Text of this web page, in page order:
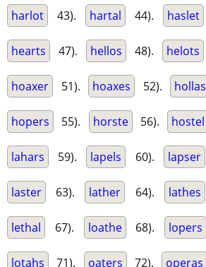
harlot 43). hartal 44). haslet
hearts 47). hellos 48). helots
hoaxer 51). hoaxes 52). hollas
hopers 55). horste 56). hostel
lahars 59). lapels 60). lapser
laster 63). lather 64). lathes
lethal 67). loathe 68). lopers
lotahs 71). oaters 72). operas